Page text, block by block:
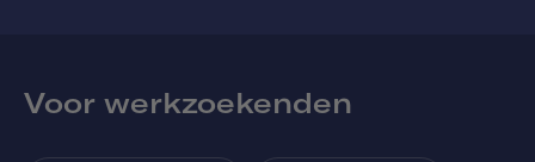
Voor werkzoekenden